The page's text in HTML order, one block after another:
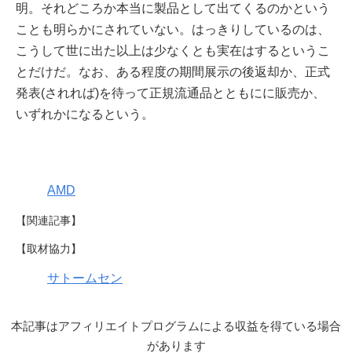
明。それどころか本当に製品として出てくるのかという
ことも明らかにされていない。はっきりしているのは、
こうして世に出た以上は少なくとも実在はするというこ
とだけだ。なお、ある程度の期間展示の後返却か、正式
発表(されれば)を待って正規流通品とともにに販売か、
いずれかになるという。
AMD
【関連記事】
【取材協力】
サトームセン
本記事はアフィリエイトプログラムによる収益を得ている場合
があります